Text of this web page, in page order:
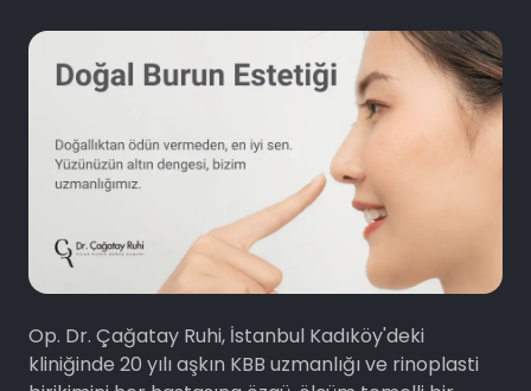
Op. Dr. Çağatay Ruhi, İstanbul Kadıköy'deki
kliniğinde 20 yılı aşkın KBB uzmanlığı ve rinoplasti